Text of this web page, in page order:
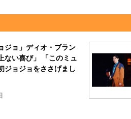
ジョ」ディオ・ブラン
ない喜び」 「このミュ
ジョジョをささげまし